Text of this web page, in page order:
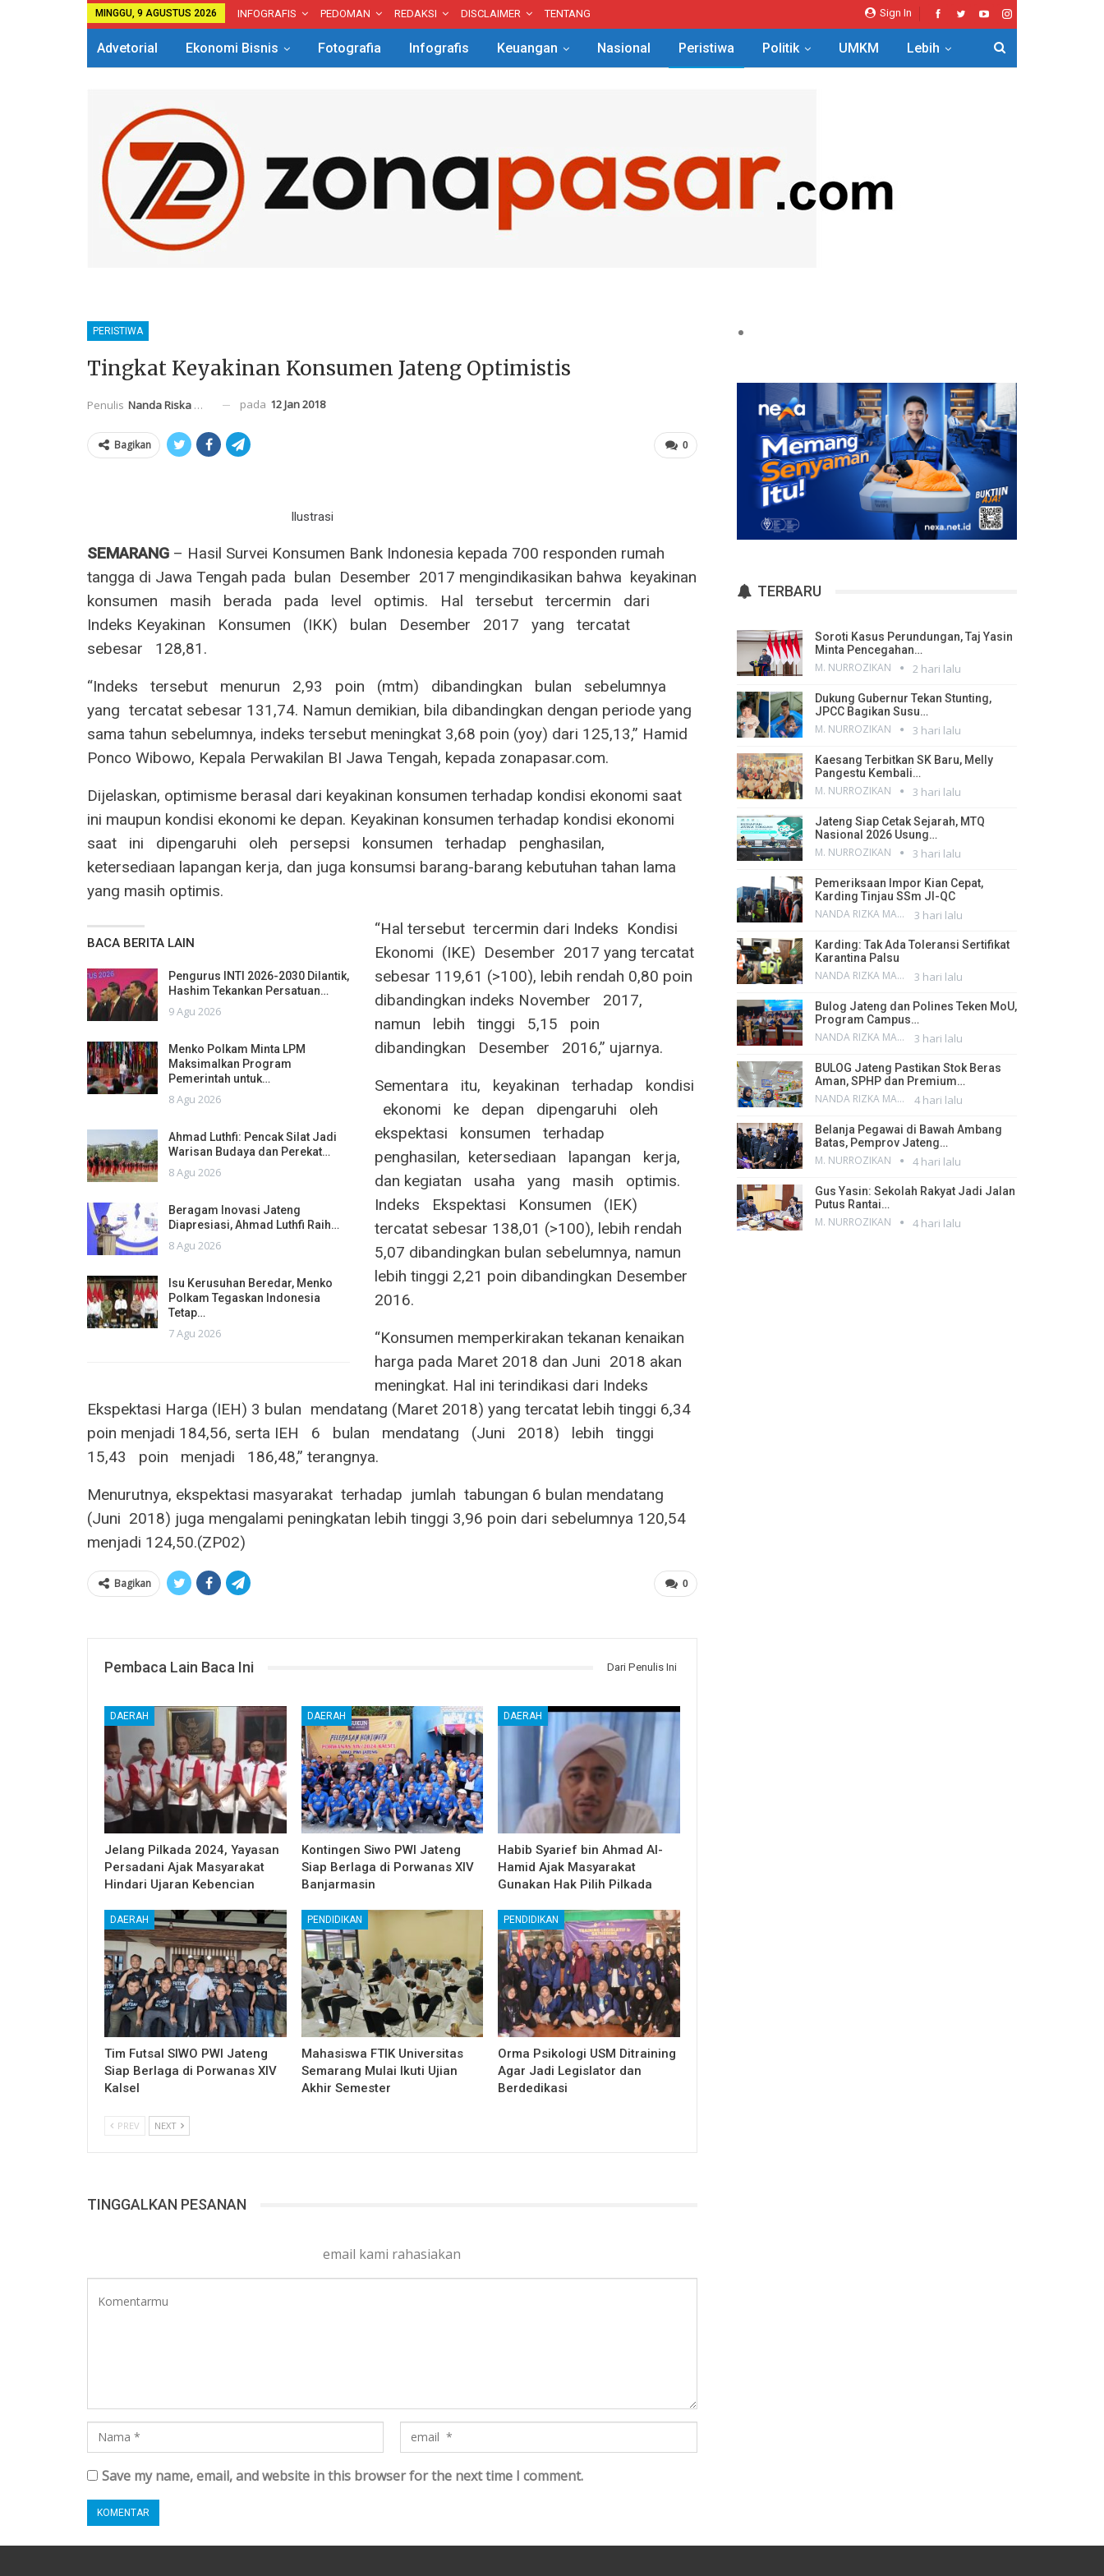
Sign In
MINGGU, 9 AGUSTUS 2026 INFOGRAFIS PEDOMAN REDAKSI DISCLAIMER TENTANG
Advetorial Ekonomi Bisnis Fotografia Infografis Keuangan Nasional Peristiwa Politik UMKM Lebih
PERISTIWA
Tingkat Keyakinan Konsumen Jateng Optimistis
Penulis Nanda Riska Mahendra pada 12 Jan 2018
0
Bagikan
Ilustrasi
SEMARANG – Hasil Survei Konsumen Bank Indonesia kepada 700 responden rumah
tangga di Jawa Tengah pada‭ ‬ bulan ‭ ‬Desember ‭ ‬2017 mengindikasikan bahwa ‭ ‬keyakinan
konsumen‭ ‬ ‭ ‬masih‭ ‬ ‭ ‬berada‭ ‬ ‭ ‬pada‭ ‬ ‭ ‬level‭ ‬ ‭ ‬optimis.‭ ‬ ‭ ‬Hal‭ ‬ ‭ ‬tersebut‭ ‬ ‭ ‬tercermin‭ ‬ ‭ ‬dari‭ ‬ ‭
‬Indeks Keyakinan‭ ‬ ‭ ‬Konsumen‭ ‬ ‭ ‬(IKK)‭ ‬ ‭ ‬bulan‭ ‬ ‭ ‬Desember‭ ‬ ‭ ‬2017‭ ‬ ‭ ‬yang‭ ‬ ‭ ‬tercatat‭ ‬ ‭
‬sebesar‭ ‬ ‭ ‬128,81.
“Indeks‭ ‬ ‭ ‬tersebut‭ ‬ ‭ ‬menurun‭ ‬ ‭ ‬2,93‭ ‬ ‭ ‬poin‭ ‬ ‭ ‬(mtm)‭ ‬ ‭ ‬dibandingkan‭ ‬ ‭ ‬bulan‭ ‬ ‭ ‬sebelumnya‭ ‬ ‭
‬yang tercatat sebesar 131,74. Namun demikian, bila dibandingkan dengan periode yang
sama tahun sebelumnya, indeks tersebut meningkat 3,68 poin (yoy) dari 125,13,” Hamid
Ponco Wibowo, Kepala Perwakilan BI Jawa Tengah, kepada zonapasar.com.
Dijelaskan, optimisme berasal dari keyakinan konsumen terhadap kondisi ekonomi saat
ini maupun kondisi ekonomi ke depan. Keyakinan konsumen terhadap kondisi ekonomi
saat‭ ‬ ‭ ‬ini‭ ‬ ‭ ‬dipengaruhi‭ ‬ ‭ ‬oleh‭ ‬ ‭ ‬persepsi‭ ‬ ‭ ‬konsumen‭ ‬ ‭ ‬terhadap‭ ‬ ‭ ‬penghasilan,‭ ‬ ‭
‬ketersediaan lapangan kerja, dan juga konsumsi barang-barang kebutuhan tahan lama
yang masih optimis.
BACA BERITA LAIN
Pengurus INTI 2026-2030 Dilantik,
Hashim Tekankan Persatuan…
9 Agu 2026
Menko Polkam Minta LPM
Maksimalkan Program
Pemerintah untuk…
8 Agu 2026
Ahmad Luthfi: Pencak Silat Jadi
Warisan Budaya dan Perekat…
8 Agu 2026
Beragam Inovasi Jateng
Diapresiasi, Ahmad Luthfi Raih…
8 Agu 2026
Isu Kerusuhan Beredar, Menko
Polkam Tegaskan Indonesia
Tetap…
7 Agu 2026
“Hal tersebut ‭ ‬tercermin dari Indeks ‭ ‬Kondisi ‭
‬Ekonomi‭ ‬ (IKE)‭ ‬ Desember ‭ ‬2017 yang tercatat
sebesar 119,61 (>100), lebih rendah 0,80 poin
dibandingkan indeks November‭ ‬ ‭ ‬2017,‭ ‬ ‭
‬namun‭ ‬ ‭ ‬lebih‭ ‬ ‭ ‬tinggi‭ ‬ ‭ ‬5,15‭ ‬ ‭ ‬poin‭ ‬ ‭
‬dibandingkan‭ ‬ ‭ ‬Desember‭ ‬ ‭ ‬2016,” ujarnya.
Sementara‭ ‬ ‭ ‬itu,‭ ‬ ‭ ‬keyakinan‭ ‬ ‭ ‬terhadap‭ ‬ ‭ ‬kondisi‭
‬ ‭ ‬ekonomi‭ ‬ ‭ ‬ke‭ ‬ ‭ ‬depan‭ ‬ ‭ ‬dipengaruhi‭ ‬ ‭ ‬oleh
ekspektasi‭ ‬ ‭ ‬konsumen‭ ‬ ‭ ‬terhadap‭ ‬ ‭
‬penghasilan,‭ ‬ ketersediaan‭ ‬ ‭ ‬lapangan‭ ‬ ‭ ‬kerja,‭ ‬ ‭
‬dan kegiatan‭ ‬ ‭ ‬usaha‭ ‬ ‭ ‬yang‭ ‬ ‭ ‬masih‭ ‬ ‭ ‬optimis.‭ ‬ ‭
‬Indeks‭ ‬ ‭ ‬Ekspektasi‭ ‬ ‭ ‬Konsumen‭ ‬ ‭ ‬(IEK)‭ ‬ ‭
‬tercatat sebesar 138,01 (>100), lebih rendah
5,07 dibandingkan bulan sebelumnya, namun
lebih tinggi 2,21 poin dibandingkan Desember
2016.
“Konsumen memperkirakan tekanan kenaikan
harga pada Maret 2018 dan Juni 2018 akan
meningkat. Hal ini terindikasi dari Indeks
Ekspektasi Harga (IEH) 3 bulan mendatang (Maret 2018) yang tercatat lebih tinggi 6,34
poin menjadi 184,56, serta IEH‭ ‬ ‭ ‬6‭ ‬ ‭ ‬bulan‭ ‬ ‭ ‬mendatang‭ ‬ ‭ ‬(Juni‭ ‬ ‭ ‬2018)‭ ‬ ‭ ‬lebih‭ ‬ ‭ ‬tinggi‭ ‬ ‭
‬15,43‭ ‬ ‭ ‬poin‭ ‬ ‭ ‬menjadi‭ ‬ ‭ ‬186,48,” terangnya.
Menurutnya, ekspektasi masyarakat‭ ‬ terhadap ‭ ‬jumlah ‭ ‬tabungan 6 bulan mendatang
(Juni‭ ‬ 2018) juga mengalami peningkatan lebih tinggi 3,96 poin dari sebelumnya 120,54
menjadi 124,50.(ZP02)
0
Bagikan
Pembaca Lain Baca Ini Dari Penulis Ini
DAERAH
Jelang Pilkada 2024, Yayasan
Persadani Ajak Masyarakat
Hindari Ujaran Kebencian
DAERAH
Kontingen Siwo PWI Jateng
Siap Berlaga di Porwanas XIV
Banjarmasin
DAERAH
Habib Syarief bin Ahmad Al-
Hamid Ajak Masyarakat
Gunakan Hak Pilih Pilkada
DAERAH
Tim Futsal SIWO PWI Jateng
Siap Berlaga di Porwanas XIV
Kalsel
PENDIDIKAN
Mahasiswa FTIK Universitas
Semarang Mulai Ikuti Ujian
Akhir Semester
PENDIDIKAN
Orma Psikologi USM Ditraining
Agar Jadi Legislator dan
Berdedikasi
PREV NEXT
TINGGALKAN PESANAN
email kami rahasiakan
Save my name, email, and website in this browser for the next time I comment.
TERBARU
Soroti Kasus Perundungan, Taj Yasin
Minta Pencegahan…
M. NURROZIKAN 2 hari lalu
Dukung Gubernur Tekan Stunting,
JPCC Bagikan Susu…
M. NURROZIKAN 3 hari lalu
Kaesang Terbitkan SK Baru, Melly
Pangestu Kembali…
M. NURROZIKAN 3 hari lalu
Jateng Siap Cetak Sejarah, MTQ
Nasional 2026 Usung…
M. NURROZIKAN 3 hari lalu
Pemeriksaan Impor Kian Cepat,
Karding Tinjau SSm JI-QC
NANDA RIZKA MAHENDRA 3 hari lalu
Karding: Tak Ada Toleransi Sertifikat
Karantina Palsu
NANDA RIZKA MAHENDRA 3 hari lalu
Bulog Jateng dan Polines Teken MoU,
Program Campus…
NANDA RIZKA MAHENDRA 3 hari lalu
BULOG Jateng Pastikan Stok Beras
Aman, SPHP dan Premium…
NANDA RIZKA MAHENDRA 4 hari lalu
Belanja Pegawai di Bawah Ambang
Batas, Pemprov Jateng…
M. NURROZIKAN 4 hari lalu
Gus Yasin: Sekolah Rakyat Jadi Jalan
Putus Rantai…
M. NURROZIKAN 4 hari lalu